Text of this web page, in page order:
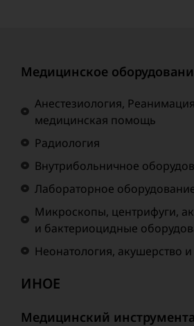
Медицинское
Анестезиология,
медицинская помощь
Радиология
Внутрибольничное
Лабораторное
Микроскопы, центрифуги,
и бактериоцидные
Неонатология, акушерство
ИНОЕ
Медицинский